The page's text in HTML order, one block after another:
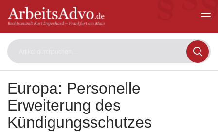
Kurt
Main
Europa: Personelle
Erweiterung des
Kündigungsschutzes